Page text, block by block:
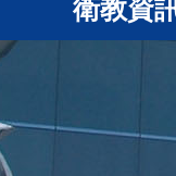
衛教資